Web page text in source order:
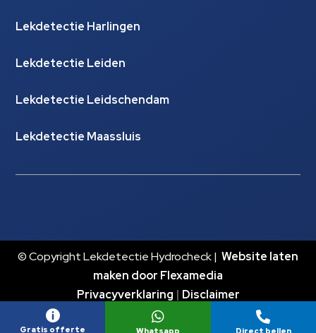
Lekdetectie Harlingen
Lekdetectie Leiden
Lekdetectie Leidschendam
Lekdetectie Maassluis
© Copyright Lekdetectie Hydrocheck | Website laten
maken door Flexamedia
Privacyverklaring | Disclaimer

Gratis offerte

Whatsapp

Direct bellen